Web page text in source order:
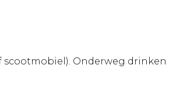
scootmobiel). Onderweg drinken